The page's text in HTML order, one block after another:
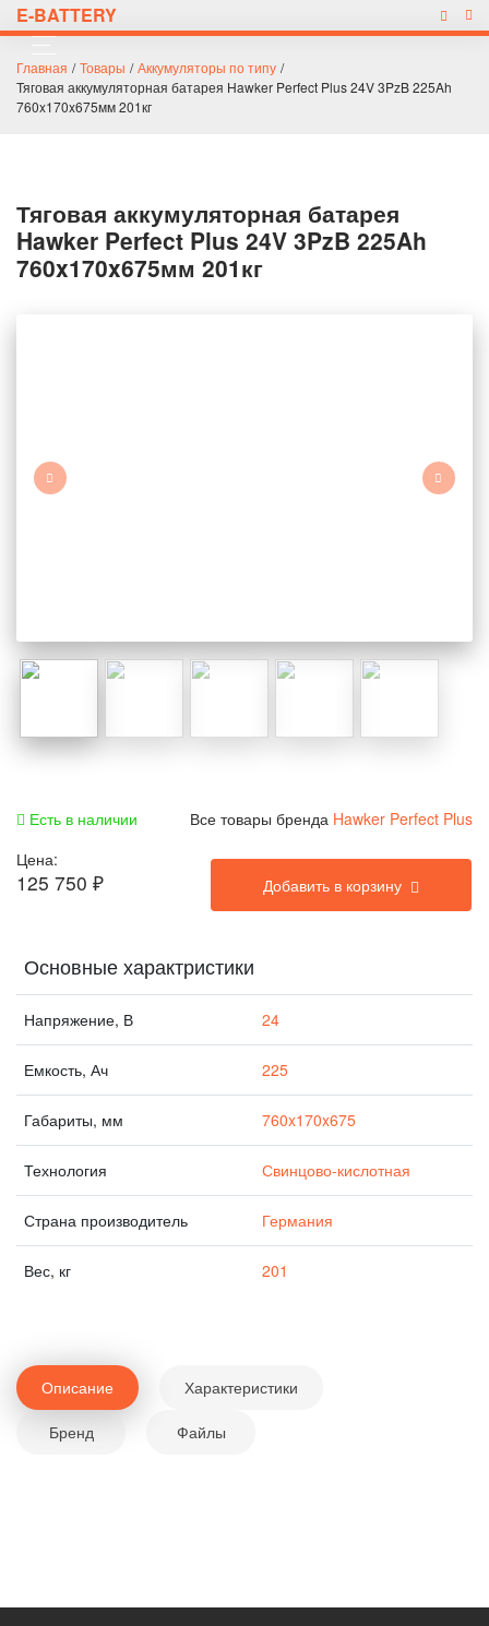
E-BATTERY
Главная / Товары / Аккумуляторы по типу /
Тяговая аккумуляторная батарея Hawker Perfect Plus 24V 3PzB 225Ah
760x170x675мм 201кг
Тяговая аккумуляторная батарея
Hawker Perfect Plus 24V 3PzB 225Ah
760x170x675мм 201кг
Есть в наличии Все товары бренда Hawker Perfect Plus
Цена:
125 750 ₽ Добавить в корзину
Основные характристики
Напряжение, В 24
Емкость, Ач 225
Габариты, мм 760x170x675
Технология Свинцово-кислотная
Страна производитель Германия
Вес, кг 201
Описание Характеристики
Бренд Файлы